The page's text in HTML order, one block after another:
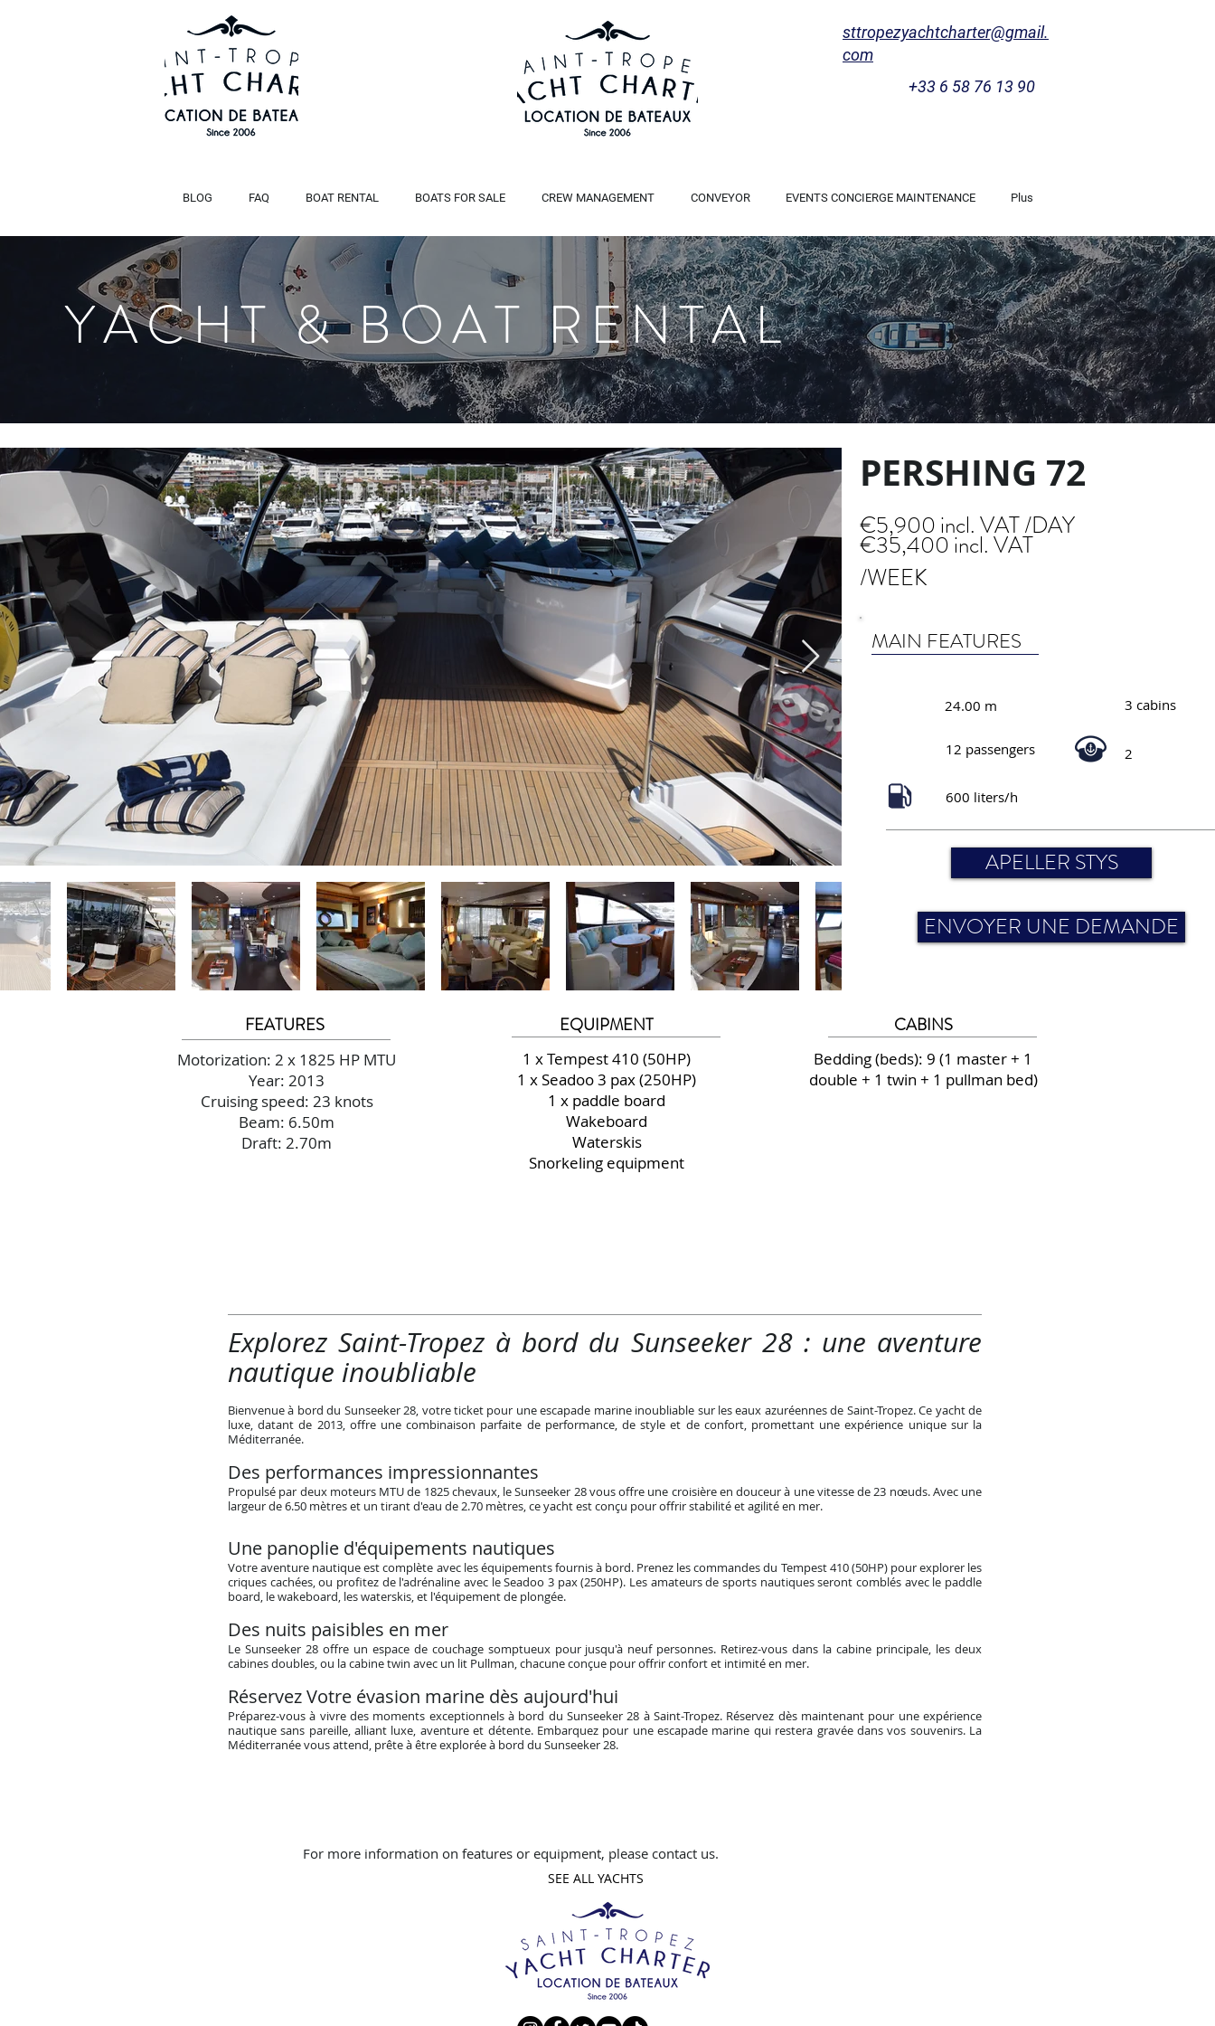
sttropezyachtcharter@gmail.
com
+33 6 58 76 13 90
BLOG FAQ BOAT RENTAL BOATS FOR SALE CREW MANAGEMENT CONVEYOR EVENTS CONCIERGE MAINTENANCE Plus
Motorization: 2 x 1825 HP MTU
Year: 2013
Cruising speed: 23 knots
Beam: 6.50m
Draft: 2.70m
CABINS
Bedding (beds): 9 (1 master + 1
double + 1 twin + 1 pullman bed)
€5,900 incl. VAT /DAY
€35,400 incl. VAT
/WEEK
MAIN FEATURES
24.00 m 3 cabins
12 passengers 2
600 liters/h
APELLER STYS
ENVOYER UNE DEMANDE
FEATURES EQUIPMENT
1 x Tempest 410 (50HP)
1 x Seadoo 3 pax (250HP)
1 x paddle board
Wakeboard
Waterskis
Snorkeling equipment
PERSHING 72
YACHT & BOAT RENTAL
Explorez Saint-Tropez à bord du Sunseeker 28 : une aventure
nautique inoubliable
Bienvenue à bord du Sunseeker 28, votre ticket pour une escapade marine inoubliable sur les eaux azuréennes de Saint-Tropez. Ce yacht de
luxe, datant de 2013, offre une combinaison parfaite de performance, de style et de confort, promettant une expérience unique sur la
Méditerranée.
Des performances impressionnantes
Propulsé par deux moteurs MTU de 1825 chevaux, le Sunseeker 28 vous offre une croisière en douceur à une vitesse de 23 nœuds. Avec une
largeur de 6.50 mètres et un tirant d'eau de 2.70 mètres, ce yacht est conçu pour offrir stabilité et agilité en mer.
Une panoplie d'équipements nautiques
Votre aventure nautique est complète avec les équipements fournis à bord. Prenez les commandes du Tempest 410 (50HP) pour explorer les
criques cachées, ou profitez de l'adrénaline avec le Seadoo 3 pax (250HP). Les amateurs de sports nautiques seront comblés avec le paddle
board, le wakeboard, les waterskis, et l'équipement de plongée.
Des nuits paisibles en mer
Le Sunseeker 28 offre un espace de couchage somptueux pour jusqu'à neuf personnes. Retirez-vous dans la cabine principale, les deux
cabines doubles, ou la cabine twin avec un lit Pullman, chacune conçue pour offrir confort et intimité en mer.
Réservez Votre évasion marine dès aujourd'hui
Préparez-vous à vivre des moments exceptionnels à bord du Sunseeker 28 à Saint-Tropez. Réservez dès maintenant pour une expérience
nautique sans pareille, alliant luxe, aventure et détente. Embarquez pour une escapade marine qui restera gravée dans vos souvenirs. La
Méditerranée vous attend, prête à être explorée à bord du Sunseeker 28.
For more information on features or equipment, please contact us.
SEE ALL YACHTS